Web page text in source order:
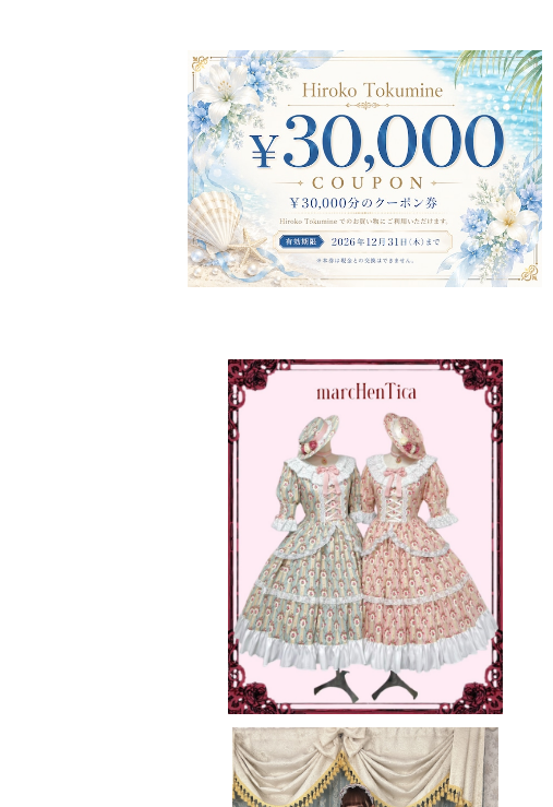
【¥30,000】クーポン券（サイト統合記念
キャンペーン）
¥100
抽選販売
【ご予約券】クラシカルローズガーデンワ
ンピース
¥50,000